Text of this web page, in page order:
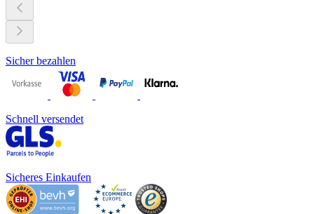
Sicher bezahlen
Schnell versendet
Sicheres Einkaufen